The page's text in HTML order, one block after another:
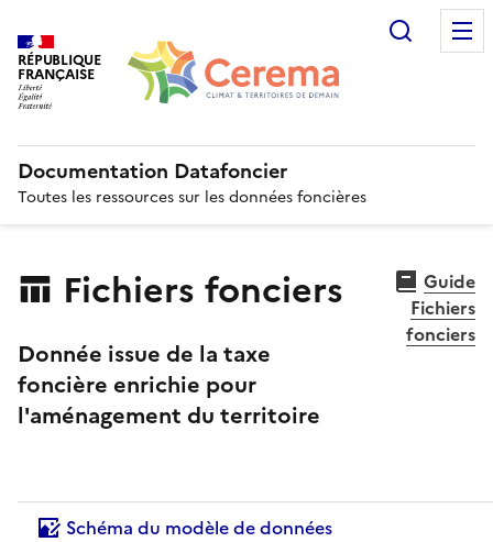
RÉPUBLIQUE
FRANÇAISE
Documentation Datafoncier
Toutes les ressources sur les données foncières
Fichiers fonciers
Donnée issue de la taxe
foncière enrichie pour
l'aménagement du territoire
Guide
Fichiers
fonciers
Schéma du modèle de données